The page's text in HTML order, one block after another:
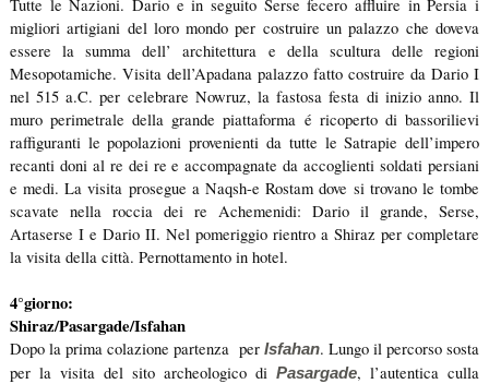
Tutte le Nazioni. Dario e in seguito Serse fecero affluire in Persia i
migliori artigiani del loro mondo per costruire un palazzo che doveva
essere la summa dell’ architettura e della scultura delle regioni
Mesopotamiche. Visita dell’Apadana palazzo fatto costruire da Dario I
nel 515 a.C. per celebrare Nowruz, la fastosa festa di inizio anno. Il
muro perimetrale della grande piattaforma é ricoperto di bassorilievi
raffiguranti le popolazioni provenienti da tutte le Satrapie dell’impero
recanti doni al re dei re e accompagnate da accoglienti soldati persiani
e medi. La visita prosegue a Naqsh-e Rostam dove si trovano le tombe
scavate nella roccia dei re Achemenidi: Dario il grande, Serse,
Artaserse I e Dario II. Nel pomeriggio rientro a Shiraz per completare
la visita della città. Pernottamento in hotel.
4°giorno:
Shiraz/Pasargade/Isfahan
Dopo la prima colazione partenza per Isfahan. Lungo il percorso sosta
per la visita del sito archeologico diPasargade, l’autentica culla